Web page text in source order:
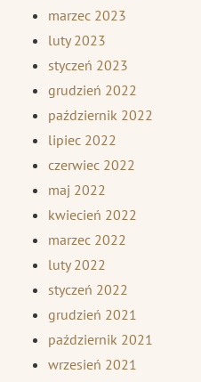
marzec 2023
luty 2023
styczeń 2023
grudzień 2022
październik 2022
lipiec 2022
czerwiec 2022
maj 2022
kwiecień 2022
marzec 2022
luty 2022
styczeń 2022
grudzień 2021
październik 2021
wrzesień 2021